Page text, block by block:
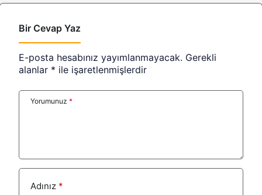
Bir Cevap Yaz
E-posta hesabınız yayımlanmayacak. Gerekli
alanlar * ile işaretlenmişlerdir
Yorumunuz *
Adınız *